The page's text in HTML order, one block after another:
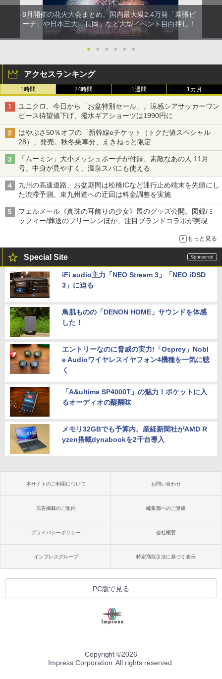
8月開催の花火大会まとめ。国内最大級2.4万発「幕張ビ
ーチ」や日本三大「長岡」など大型イベント目白押し！
● ● ● ● ● ●
アクセスランキング
1時間 24時間 1週間 1カ月
ユニクロ、今日から「お盆特別セール」。涼感シアサッカーワン
ピース待望値下げ、撥水ギアショーツは1990円に
はやぶさ50％オフの「新幹線eチケット（トクだ値スペシャル
28）」発売。秋冬乗車分、えきねっと限定
「ムーミン」大小メッシュポーチが付録、素敵なあの人 11月
号。中身が見やすく、温泉スパにも使える
九州の高速道路、お盆期間は松橋ICなど通行止め端末を先頭にし
た渋滞予測。東九州道への迂回は料金調整を実施
フェルメール《真珠の耳飾りの少女》展のグッズ公開。図録/ミ
ッフィー/葬送のフリーレンほか、注目ブランドコラボが実現
もっと見る
Special Site
iFi audio主力「NEO Stream 3」「NEO iDSD
3」に迫る
鳥肌ものの「DENON HOME」サウンドを体感
した！
エントリーなのに脅威の実力!「Osprey」Nobl
e Audioワイヤレスイヤフォン4機種を一気に聴
く
「A&ultima SP4000T」の魅力！ポケットに入
るオーディオの醍醐味
メモリ32GBでも予算内。産経新聞社がAMD R
yzen搭載dynabookを2千台導入
本サイトのご利用について お問い合わせ
広告掲載のご案内 編集部へのご連絡
プライバシーポリシー 会社概要
インプレスグループ 特定商取引法に基づく表示
PC版で見る
Copyright ©2026
Impress Corporation. All rights reserved.